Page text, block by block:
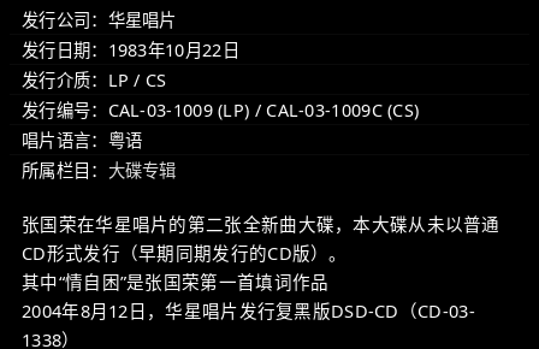
发行公司：华星唱片
发行日期：1983年10月22日
发行介质：LP / CS
发行编号：CAL-03-1009 (LP) / CAL-03-1009C (CS)
唱片语言：粤语
所属栏目： 大碟专辑
张国荣在华星唱片的第二张全新曲大碟，本大碟从未以普通
CD形式发行（早期同期发行的CD版）。
其中“情自困”是张国荣第一首填词作品
2004年8月12日，华星唱片发行复黑版DSD-CD（CD-03-
1338）